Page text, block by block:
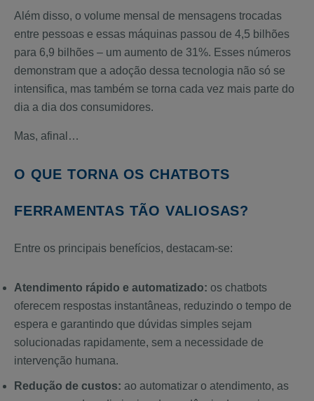
Além disso, o volume mensal de mensagens trocadas
entre pessoas e essas máquinas passou de 4,5 bilhões
para 6,9 bilhões – um aumento de 31%. Esses números
demonstram que a adoção dessa tecnologia não só se
intensifica, mas também se torna cada vez mais parte do
dia a dia dos consumidores.
Mas, afinal…
O QUE TORNA OS CHATBOTS
FERRAMENTAS TÃO VALIOSAS?
Entre os principais benefícios, destacam-se:
Atendimento rápido e automatizado: os chatbots
oferecem respostas instantâneas, reduzindo o tempo de
espera e garantindo que dúvidas simples sejam
solucionadas rapidamente, sem a necessidade de
intervenção humana.
Redução de custos: ao automatizar o atendimento, as